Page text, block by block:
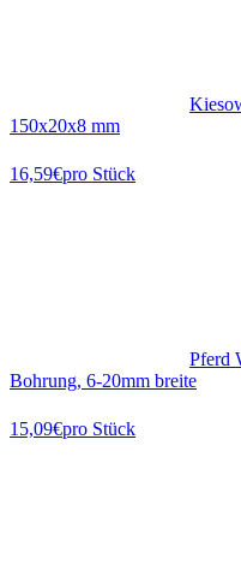
150x20x8 mm
16,59€pro Stück
Pferd
Bohrung, 6-20mm breite
15,09€pro Stück